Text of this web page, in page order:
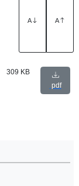
A A
309 KB
pdf